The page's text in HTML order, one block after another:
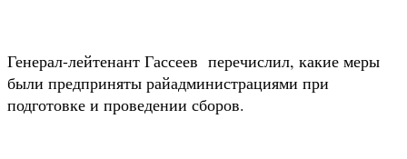
Генерал-лейтенант Гассеев перечислил, какие меры
были предприняты райадминистрациями при
подготовке и проведении сборов.